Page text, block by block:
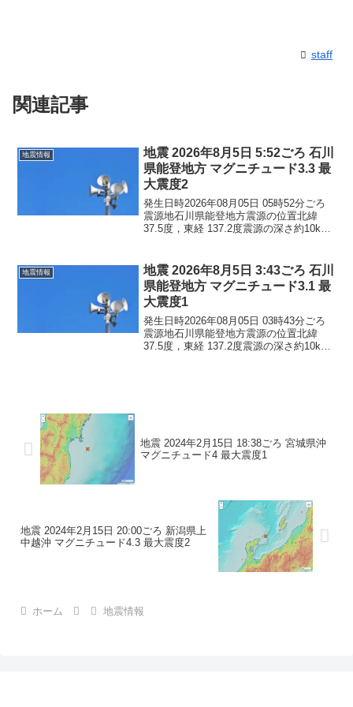
staff
関連記事
地震情報
地震 2026年8月5日 5:52ごろ 石川
県能登地方 マグニチュード3.3 最
大震度2
発生日時2026年08月05日 05時52分ごろ
震源地石川県能登地方震源の位置北緯
37.5度，東経 137.2度震源の深さ約10km
りません。震度2石川県珠洲市...
地震情報
地震 2026年8月5日 3:43ごろ 石川
県能登地方 マグニチュード3.1 最
大震度1
発生日時2026年08月05日 03時43分ごろ
震源地石川県能登地方震源の位置北緯
37.5度，東経 137.2度震源の深さ約10km
地震 2024年2月15日 18:38ごろ 宮城県沖
マグニチュード4 最大震度1
地震 2024年2月15日 20:00ごろ 新潟県上
中越沖 マグニチュード4.3 最大震度2
ホーム 地震情報